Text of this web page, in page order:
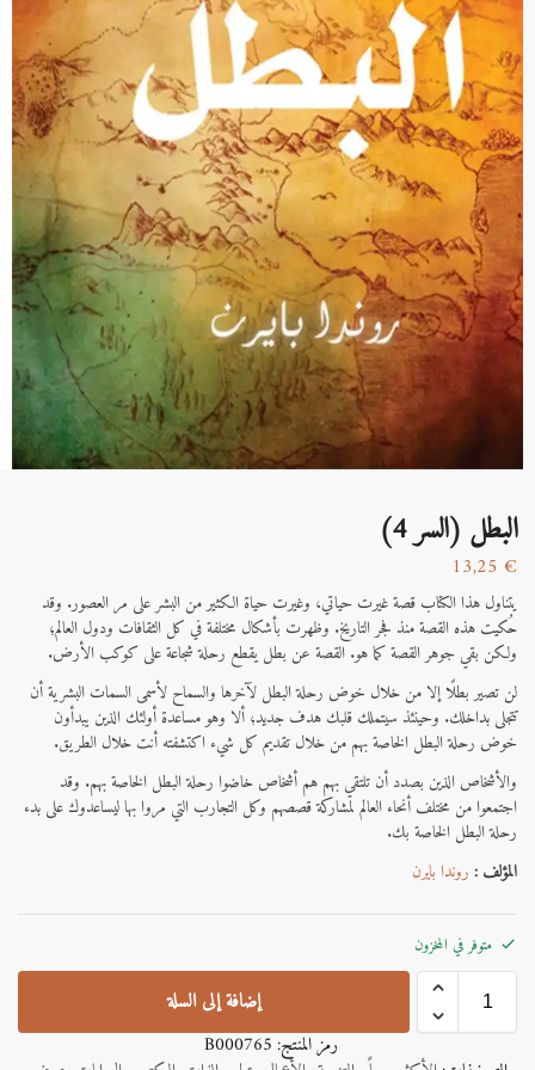
البطل (السر 4)
13,25 €
يتناول هذا الكتاب قصة غيرت حياتي، وغيرت حياة الكثير من البشر على مر العصور. وقد
حُكيت هذه القصة منذ فجر التاريخ. وظهرت بأشكال مختلفة في كل الثقافات ودول العالم؛
ولكن بقي جوهر القصة كما هو. القصة عن بطل يقطع رحلة شجاعة على كوكب الأرض.
لن تصير بطلًا إلا من خلال خوض رحلة البطل لآخرها والسماح لأسمى السمات البشرية أن
تتجلى بداخلك. وحينئذ سيتملك قلبك هدف جديد؛ ألا وهو مساعدة أولئك الذين يبدأون
خوض رحلة البطل الخاصة بهم من خلال تقديم كل شيء اكتشفته أنت خلال الطريق.
والأشخاص الذين بصدد أن تلتقي بهم هم أشخاص خاضوا رحلة البطل الخاصة بهم. وقد
اجتمعوا من مختلف أنحاء العالم لمشاركة قصصهم وكل التجارب التي مروا بها ليساعدوك على بدء
رحلة البطل الخاصة بك.
المؤلف : روندا بايرن
متوفر في المخزون
إضافة إلى السلة
رمز المنتج: B000765